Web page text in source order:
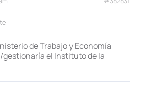
de Trabajo y Economía
el Instituto de la